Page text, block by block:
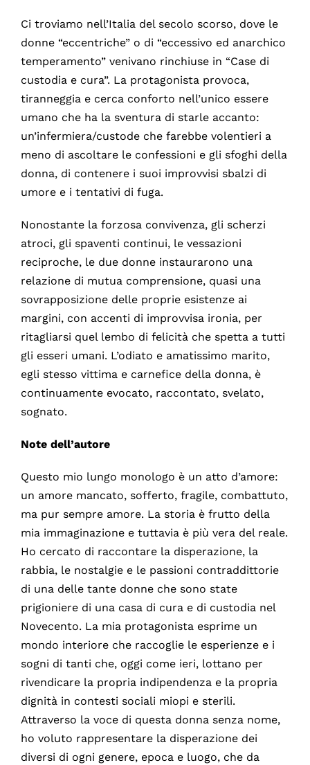
Ci troviamo nell’Italia del secolo scorso, dove le
donne “eccentriche” o di “eccessivo ed anarchico
temperamento” venivano rinchiuse in “Case di
custodia e cura”. La protagonista provoca,
tiranneggia e cerca conforto nell’unico essere
umano che ha la sventura di starle accanto:
un’infermiera/custode che farebbe volentieri a
meno di ascoltare le confessioni e gli sfoghi della
donna, di contenere i suoi improvvisi sbalzi di
umore e i tentativi di fuga.
Nonostante la forzosa convivenza, gli scherzi
atroci, gli spaventi continui, le vessazioni
reciproche, le due donne instaurarono una
relazione di mutua comprensione, quasi una
sovrapposizione delle proprie esistenze ai
margini, con accenti di improvvisa ironia, per
ritagliarsi quel lembo di felicità che spetta a tutti
gli esseri umani. L’odiato e amatissimo marito,
egli stesso vittima e carnefice della donna, è
continuamente evocato, raccontato, svelato,
sognato.
Note dell’autore
Questo mio lungo monologo è un atto d’amore:
un amore mancato, sofferto, fragile, combattuto,
ma pur sempre amore. La storia è frutto della
mia immaginazione e tuttavia è più vera del reale.
Ho cercato di raccontare la disperazione, la
rabbia, le nostalgie e le passioni contraddittorie
di una delle tante donne che sono state
prigioniere di una casa di cura e di custodia nel
Novecento. La mia protagonista esprime un
mondo interiore che raccoglie le esperienze e i
sogni di tanti che, oggi come ieri, lottano per
rivendicare la propria indipendenza e la propria
dignità in contesti sociali miopi e sterili.
Attraverso la voce di questa donna senza nome,
ho voluto rappresentare la disperazione dei
diversi di ogni genere, epoca e luogo, che da